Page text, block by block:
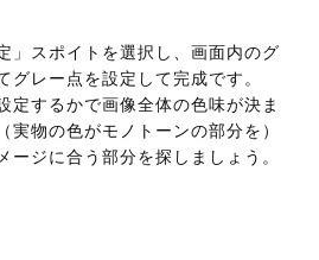
」スポイトを選択し、画面内のグ
グレー点を設定して完成です。
定するかで画像全体の色味が決ま
実物の色がモノトーンの部分を）
ージに合う部分を探しましょう。